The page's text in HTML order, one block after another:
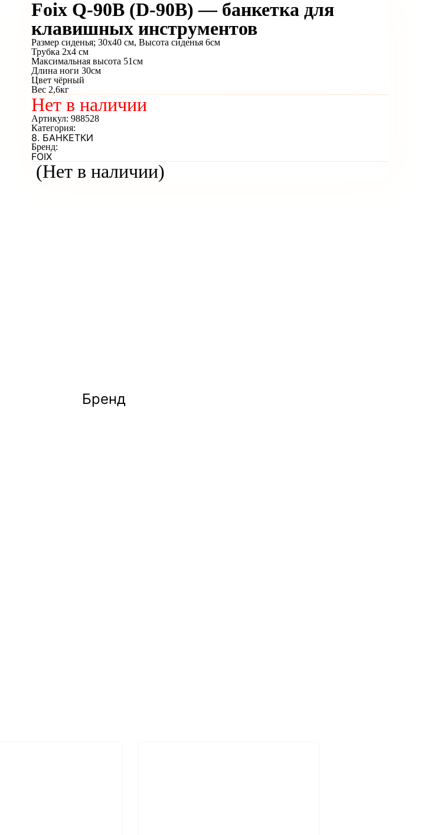
Foix Q-90B (D-90B) — банкетка для
клавишных инструментов
(Нет в наличии)
Размер сиденья; 30х40 см, Высота сиденья 6см
Трубка 2х4 см
Максимальная высота 51см
Длина ноги 30см
Цвет чёрный
Вес 2,6кг
Нет в наличии
Артикул: 988528
Категория:
8. БАНКЕТКИ
Бренд:
FOIX
Бренд